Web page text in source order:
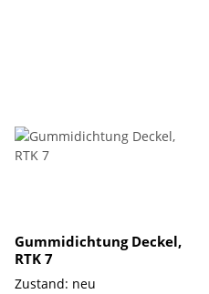
Gummidichtung Deckel,
RTK 7
Zustand: neu